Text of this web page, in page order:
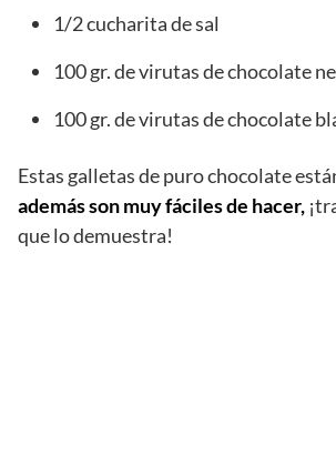
1/2 cucharita de sal
100 gr. de virutas de chocolate
100 gr. de virutas de chocolate
Estas galletas de puro chocolate
además son muy fáciles de hacer,
que lo demuestra!